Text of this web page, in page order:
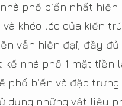
phố biến nhất hiện
khéo léo của kiến
vẫn hiện đại, đầy
kế nhà phố 1 mặt tiền
phổ biến và đặc trưng
dụng những vật liệu